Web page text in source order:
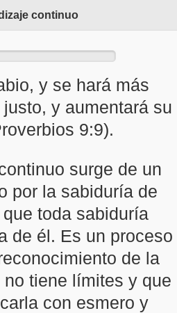
continuo
y se hará más
y aumentará su
9:9).
surge de un
por la sabiduría de
toda sabiduría
de él. Es un proceso
de la
tiene límites y que
con esmero y